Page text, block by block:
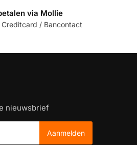
via Mollie
Creditcard / Bancontact
nieuwsbrief